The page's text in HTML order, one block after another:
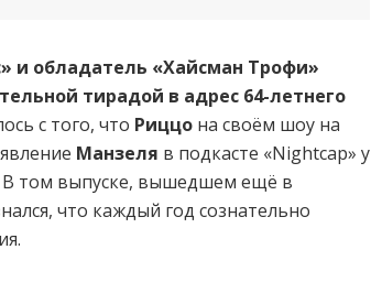
и обладатель «Хайсман Трофи»
тирадой в адрес 64-летнего
с того, что Риццо на своём шоу на
Манзеля в подкасте «Nightcap» у
В том выпуске, вышедшем ещё в
что каждый год сознательно